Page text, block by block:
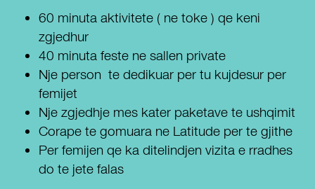
60 minuta aktivitete ( ne toke ) qe keni
zgjedhur
40 minuta feste ne sallen private
Nje person te dedikuar per tu kujdesur per
femijet
Nje zgjedhje mes kater paketave te ushqimit
Corape te gomuara ne Latitude per te gjithe
Per femijen qe ka ditelindjen vizita e rradhes
do te jete falas